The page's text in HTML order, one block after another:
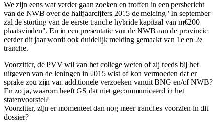
We zijn eens wat verder gaan zoeken en troffen in een persbericht
van de NWB over de halfjaarcijfers 2015 de melding "In september
zal de storting van de eerste tranche hybride kapitaal van m€200
plaatsvinden". En in een presentatie van de NWB aan de provincie
eerder dit jaar wordt ook duidelijk melding gemaakt van 1e en 2e
tranche.
Voorzitter, de PVV wil van het college weten of zij reeds bij het
uitgeven van de leningen in 2015 wist of kon vermoeden dat er
sprake zou zijn van additionele verzoeken vanuit BNG en/of NWB?
En zo ja, waarom heeft GS dat niet gecommuniceerd in het
statenvoorstel?
Voorzitter, zijn er momenteel dan nog meer tranches voorzien in dit
dossier?